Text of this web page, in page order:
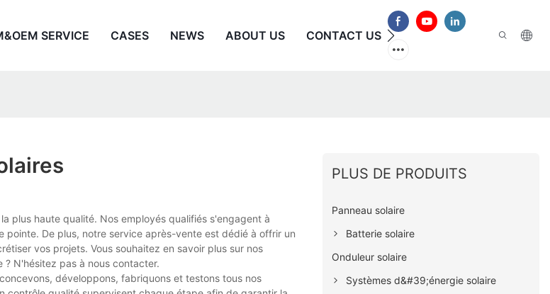
SERVICE CASES NEWS ABOUT US CONTACT US FAQ
plus haute qualité. Nos employés qualifiés s'engagent à
De plus, notre service après-vente est dédié à offrir un
vos projets. Vous souhaitez en savoir plus sur nos
? N'hésitez pas à nous contacter.
développons, fabriquons et testons tous nos
PLUS DE PRODUITS
Panneau solaire
Batterie solaire
Onduleur solaire
Systèmes d&#39;énergie solaire